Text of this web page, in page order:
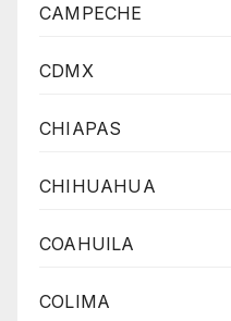
CAMPECHE
CDMX
CHIAPAS
CHIHUAHUA
COAHUILA
COLIMA